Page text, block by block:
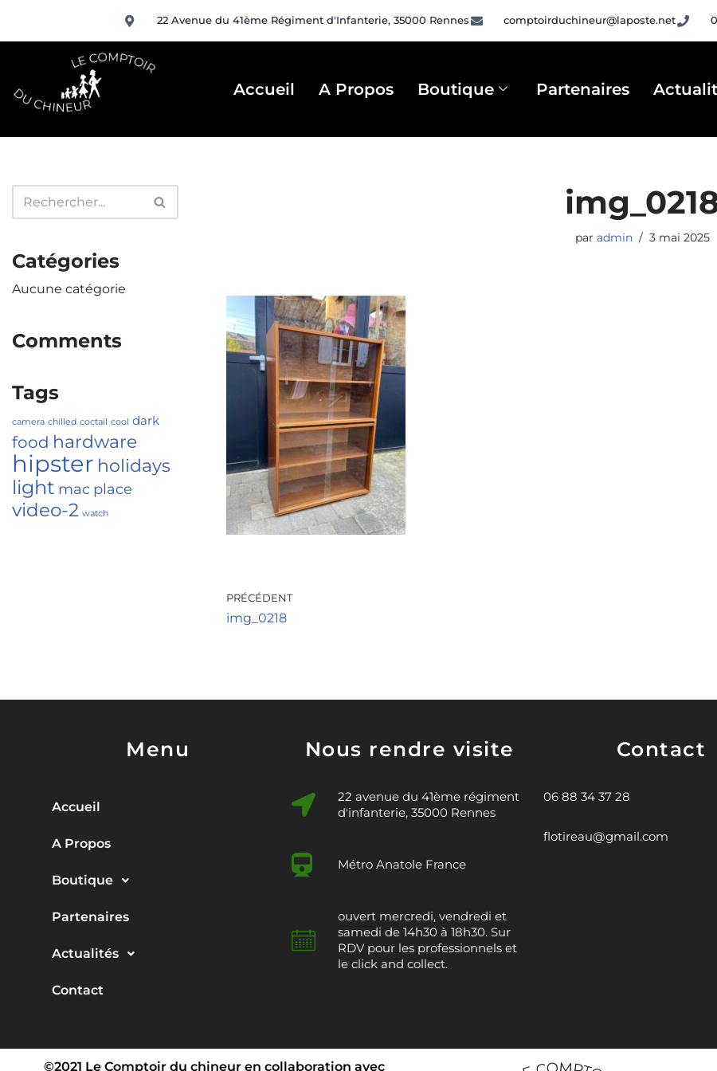
Aller
22 Avenue du 41ème Régiment d'Infanterie, 35000 Rennes comptoirduchineur@laposte.net
Accueil A Propos Boutique Partenaires
Catégories
Aucune catégorie
Comments
Tags
camera chilled coctail cool dark
food hardware
hipster holidays
light mac place
video-2 watch
par admin 3 mai 2025
PRÉCÉDENT
img_0218
Menu
Accueil
A Propos
Boutique
Partenaires
Actualités
Contact
Nous rendre visite
22 avenue du 41ème régiment
d'infanterie, 35000 Rennes
Métro Anatole France
ouvert mercredi, vendredi et
samedi de 14h30 à 18h30. Sur
RDV pour les professionnels et
le click and collect.
Contact
06 88 34 37 28
flotireau@gmail.com
©2021 Le Comptoir du chineur en collaboration avec